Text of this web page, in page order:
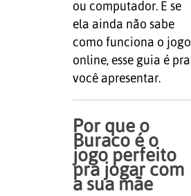
ou computador. E se
ela ainda não sabe
como funciona o jogo
online, esse guia é pra
você apresentar.
Por que o
Buraco é o
jogo perfeito
pra jogar com
a sua mãe